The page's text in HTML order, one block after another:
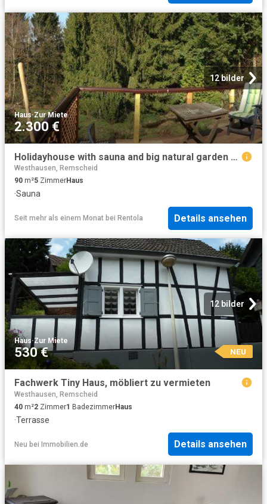
12 bilder
Haus·Zur Miete
2.300 €
Holidayhouse with sauna and big natural garden near cologne
Westhausen, Remscheid
90 m²5 ZimmerHaus
·Sauna
Seit mehr als einem Monat bei Rentola Details ansehen
12 bilder
Haus·Zur Miete
530 € NEU
Fachwerk Tiny Haus, möbliert zu vermieten
Westhausen, Remscheid
40 m²2 Zimmer1 BadezimmerHaus
·Terrasse
Neu bei Immobilien.de Details ansehen